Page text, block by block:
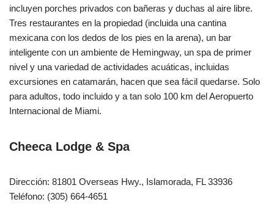
incluyen porches privados con bañeras y duchas al aire libre.
Tres restaurantes en la propiedad (incluida una cantina
mexicana con los dedos de los pies en la arena), un bar
inteligente con un ambiente de Hemingway, un spa de primer
nivel y una variedad de actividades acuáticas, incluidas
excursiones en catamarán, hacen que sea fácil quedarse. Solo
para adultos, todo incluido y a tan solo 100 km del Aeropuerto
Internacional de Miami.
Cheeca Lodge & Spa
Dirección: 81801 Overseas Hwy., Islamorada, FL 33936
Teléfono: (305) 664-4651